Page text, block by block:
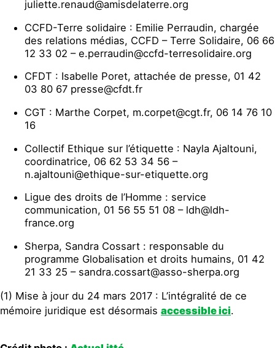
juliette.renaud@amisdelaterre.org
CCFD-Terre solidaire : Emilie Perraudin, chargée
des relations médias, CCFD – Terre Solidaire, 06 66
12 33 02 – e.perraudin@ccfd-terresolidaire.org
CFDT : Isabelle Poret, attachée de presse, 01 42
03 80 67 presse@cfdt.fr
CGT : Marthe Corpet, m.corpet@cgt.fr, 06 14 76 10
16
Collectif Ethique sur l’étiquette : Nayla Ajaltouni,
coordinatrice, 06 62 53 34 56 –
n.ajaltouni@ethique-sur-etiquette.org
Ligue des droits de l’Homme : service
communication, 01 56 55 51 08 – ldh@ldh-
france.org
Sherpa, Sandra Cossart : responsable du
programme Globalisation et droits humains, 01 42
21 33 25 – sandra.cossart@asso-sherpa.org
(1) Mise à jour du 24 mars 2017 : L’intégralité de ce
mémoire juridique est désormais accessible ici.